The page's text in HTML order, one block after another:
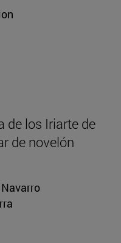
de los Iriarte de
de novelón